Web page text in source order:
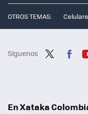
OTROS TEMAS:
Síguenos
En Xataka